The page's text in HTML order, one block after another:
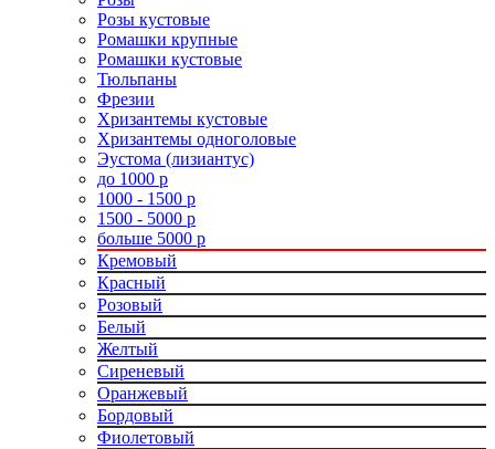
Розы кустовые
Ромашки крупные
Ромашки кустовые
Тюльпаны
Фрезии
Хризантемы кустовые
Хризантемы одноголовые
Эустома (лизиантус)
до 1000 р
1000 - 1500 р
1500 - 5000 р
больше 5000 р
Кремовый
Красный
Розовый
Белый
Желтый
Сиреневый
Оранжевый
Бордовый
Фиолетовый